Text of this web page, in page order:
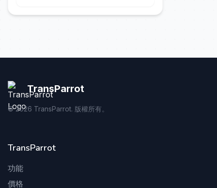
TransParrot
©2026 TransParrot. 版權所有。
TransParrot
功能
價格